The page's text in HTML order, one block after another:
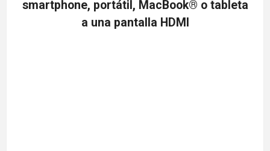
smartphone, portátil, MacBook® o tableta
a una pantalla HDMI